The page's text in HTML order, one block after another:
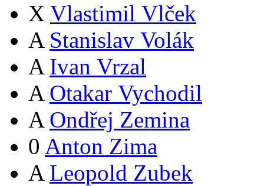
X Vlastimil Vlček
A Stanislav Volák
A Ivan Vrzal
A Otakar Vychodil
A Ondřej Zemina
0 Anton Zima
A Leopold Zubek